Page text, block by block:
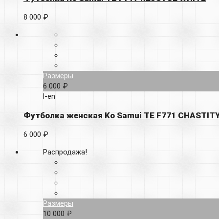
8 000 ₽
Размеры
6 000 ₽
l-en
Футболка женская Ko Samui TE F771
6 000 ₽
Распродажа!
Размеры
10 000 ₽